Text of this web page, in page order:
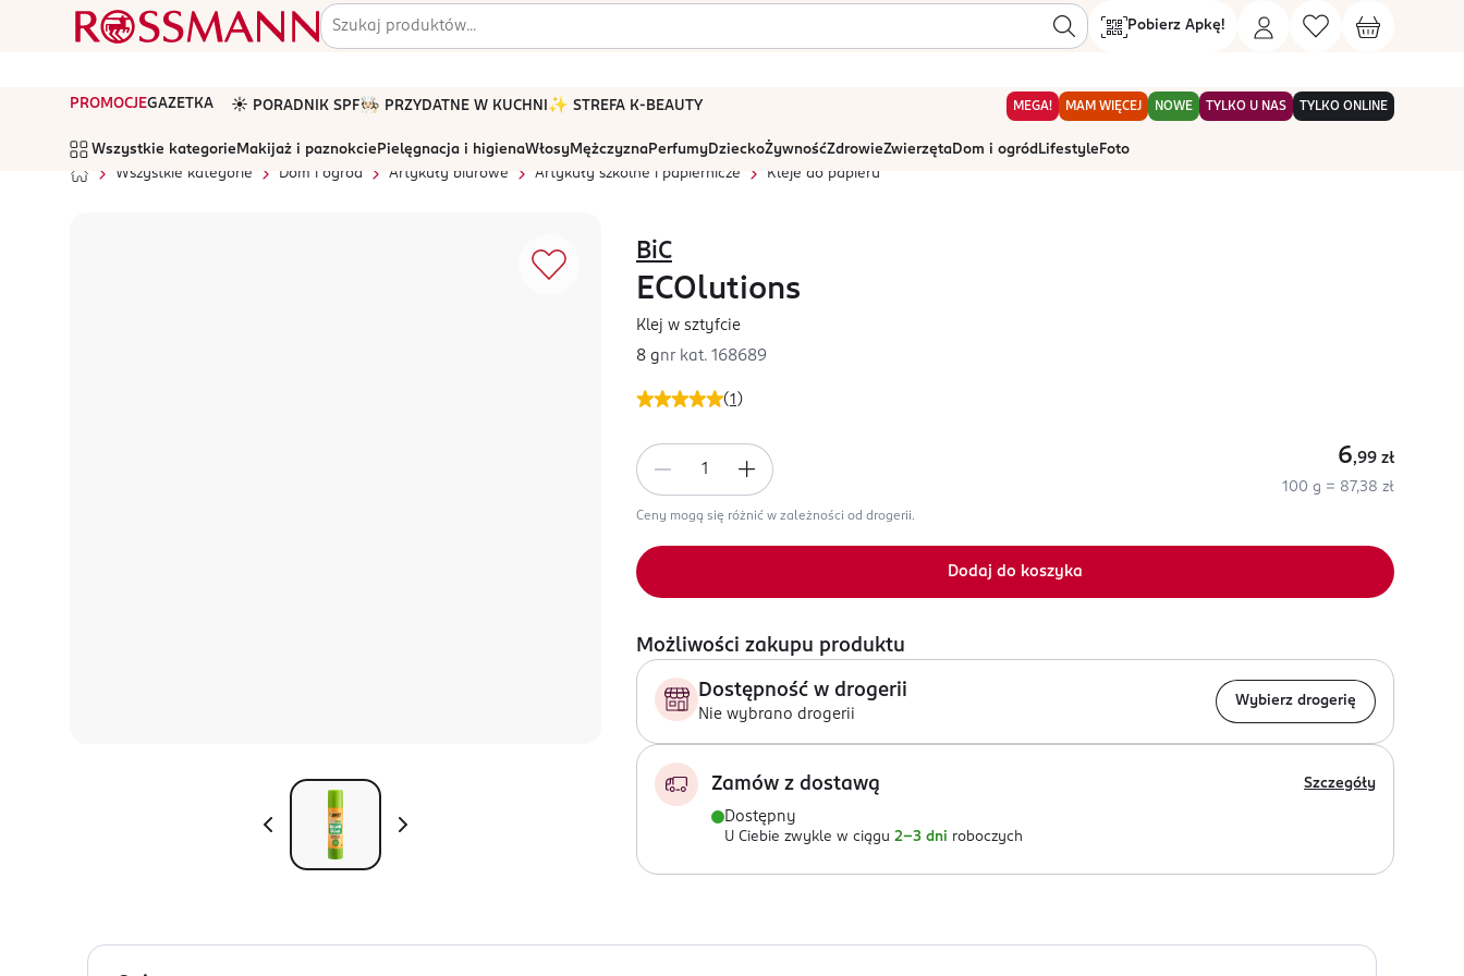
Pobierz Apkę!
PROMOCJEGAZETKA ☀️ PORADNIK SPF🧑🏻‍🍳 PRZYDATNE W KUCHNI ✨ STREFA K-BEAUTY MEGA! MAM WIĘCEJ NOWE TYLKO U NAS TYLKO ONLINE
Wszystkie kategorie Makijaż i paznokcie Pielęgnacja i higienaWłosyMężczyznaPerfumyDzieckoŻywnośćZdrowieZwierzętaDom i ogród Lifestyle Foto
Wszystkie kategorie
Dom i ogród Artykuły biurowe Artykuły szkolne i papiernicze Kleje do papieru
(1 )
BiC
ECOlutions
Klej w sztyfcie
8 gnr kat. 168689
6,99 zł
100 g = 87,38 zł
Ceny mogą się różnić w zależności od drogerii.
Dodaj do koszyka
Możliwości zakupu produktu
Dostępność w drogerii
Nie wybrano drogerii
Wybierz drogerię
Zamów z dostawą Szczegóły
Dostępny
U Ciebie zwykle w ciągu 2-3 dni roboczych